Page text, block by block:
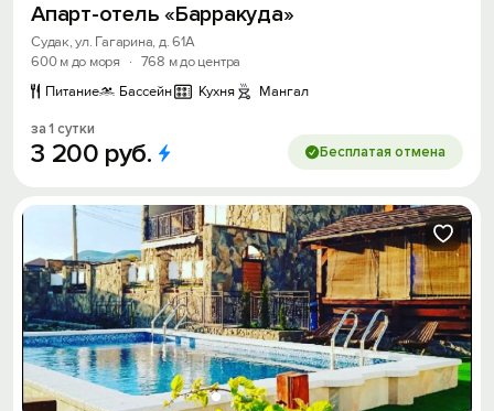
Апарт-отель «Барракуда»
Судак, ул. Гагарина, д. 61А
600 м до моря
· 768 м до центра
Питание
Бассейн Кухня Мангал
за 1 сутки
3 200 руб. Бесплатая отмена